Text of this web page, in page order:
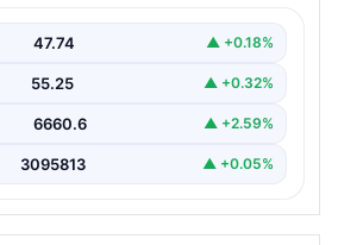
47.74 ▲ +0.18%
55.25 ▲ +0.32%
6660.6 ▲ +2.59%
3095813 ▲ +0.05%